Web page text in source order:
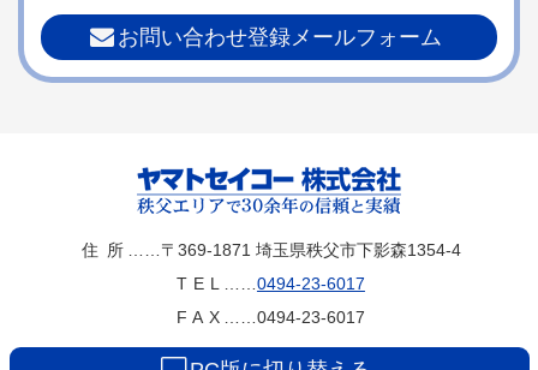
へ
お問い合わせ登録メールフォーム
ヤマトセイコー
株式会社
住所……〒369-1871 埼玉県秩父市下影森1354-4
TEL……0494-23-6017
FAX……0494-23-6017